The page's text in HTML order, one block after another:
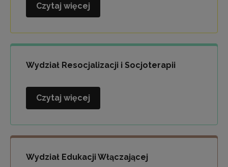
Wydział
Systemu
Doskonalenia
Czytaj więcej
Wydział Resocjalizacji i Socjoterapii
Wydział
i
Socjoterapii
Czytaj więcej
Wydział Edukacji Włączającej